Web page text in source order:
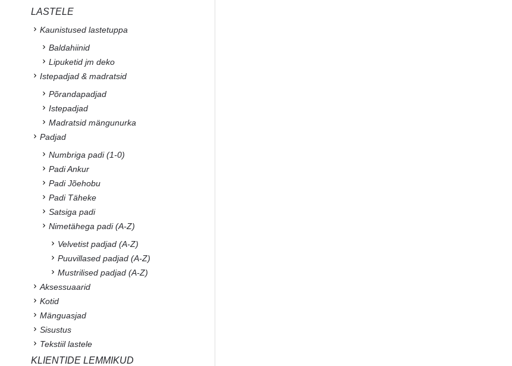
LASTELE
Kaunistused lastetuppa
Baldahiinid
Lipuketid jm deko
Istepadjad & madratsid
Põrandapadjad
Istepadjad
Madratsid mängunurka
Padjad
Numbriga padi (1-0)
Padi Ankur
Padi Jõehobu
Padi Täheke
Satsiga padi
Nimetähega padi (A-Z)
Velvetist padjad (A-Z)
Puuvillased padjad (A-Z)
Mustrilised padjad (A-Z)
Aksessuaarid
Kotid
Mänguasjad
Sisustus
Tekstiil lastele
KLIENTIDE LEMMIKUD